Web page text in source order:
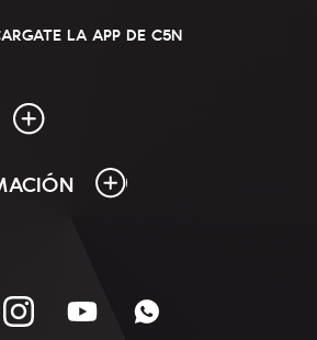
LA APP DE C5N